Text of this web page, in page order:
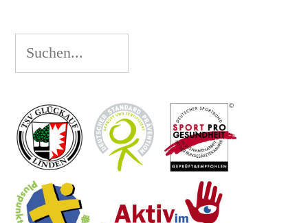
der
Beiträge
Suchen